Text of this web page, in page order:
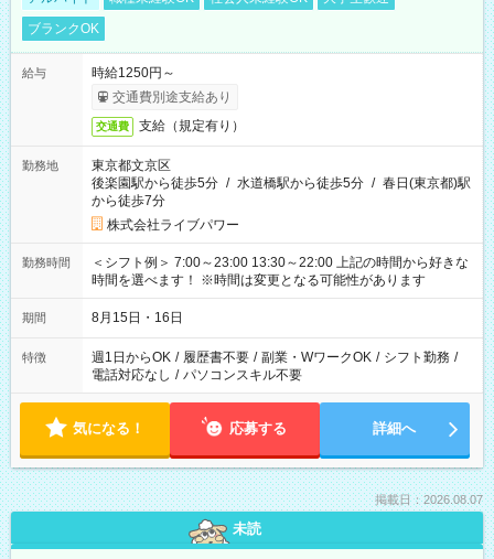
ブランクOK
給与
時給1250円～
交通費別途支給あり
交通費 支給（規定有り）
勤務地
東京都文京区
後楽園駅から徒歩5分 / 水道橋駅から徒歩5分 / 春日(東京都)駅
から徒歩7分
株式会社ライブパワー
勤務時間
＜シフト例＞ 7:00～23:00 13:30～22:00 上記の時間から好きな
時間を選べます！ ※時間は変更となる可能性があります
期間 8月15日・16日
特徴 週1日からOK / 履歴書不要 / 副業・WワークOK / シフト勤務 /
電話対応なし / パソコンスキル不要
気になる！ 応募する 詳細へ
掲載日：2026.08.07
未読